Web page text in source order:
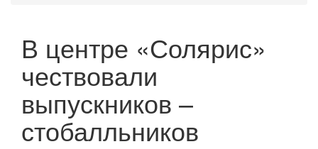
В центре «Солярис»
чествовали
выпускников –
стобалльников